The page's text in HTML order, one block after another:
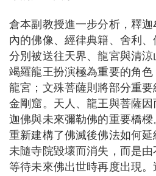
倉本副教授進一步分析，釋
內的佛像、經律典籍、舍利、
分別被送往天界、龍宮與清
竭羅龍王扮演極為重要的角
龍宮；文殊菩薩則將部分重
金剛窟。天人、龍王與菩薩
迦佛與未來彌勒佛的重要橋
重新建構了佛滅後佛法如何
未隨寺院毀壞而消失，而是由
等待未來佛出世時再度出現